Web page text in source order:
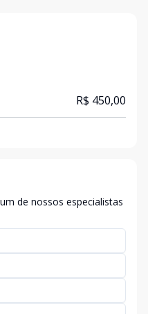
R$ 450,00
de nossos especialistas